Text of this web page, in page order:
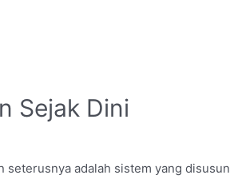
Sejak Dini
seterusnya adalah sistem yang disusun